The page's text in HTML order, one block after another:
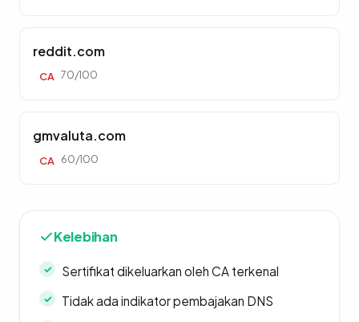
reddit.com
CA 70/100
gmvaluta.com
CA 60/100
Kelebihan
Sertifikat dikeluarkan oleh CA terkenal
Tidak ada indikator pembajakan DNS